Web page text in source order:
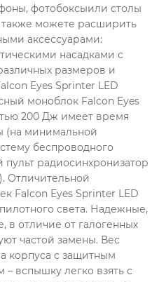
фотобоксыили столы
можете расширить
аксессуарами:
насадками с
размеров и
Eyes Sprinter LED
моноблок Falcon Eyes
200 Дж имеет время
(на минимальной
беспроводного
радиосинхронизатор
Отличительной
Falcon Eyes Sprinter LED
света. Надежные,
в отличие от галогенных
частой замены. Вес
корпуса с защитным
вспышку легко взять с